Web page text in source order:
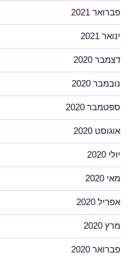
פברואר 2021
ינואר 2021
דצמבר 2020
נובמבר 2020
ספטמבר 2020
אוגוסט 2020
יולי 2020
מאי 2020
אפריל 2020
מרץ 2020
פברואר 2020